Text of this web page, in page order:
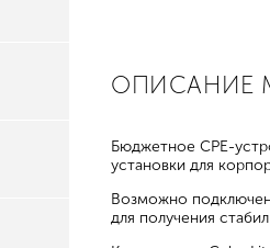
ОПИСАНИЕ
Бюджетное CPE-
установки для
Возможно
для получения